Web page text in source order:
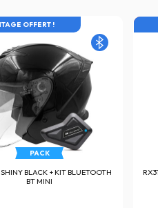
EN ROUE LIBRE
OFFERT !
PACK
BLACK + KIT BLUETOOTH
BT MINI